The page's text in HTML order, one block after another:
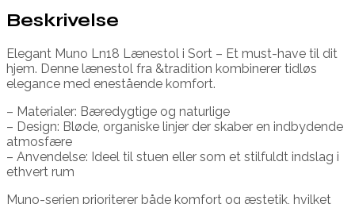
Beskrivelse
Elegant Muno Ln18 Lænestol i Sort – Et must-have til dit
hjem. Denne lænestol fra &tradition kombinerer tidløs
elegance med enestående komfort.
– Materialer: Bæredygtige og naturlige
– Design: Bløde, organiske linjer der skaber en indbydende
atmosfære
– Anvendelse: Ideel til stuen eller som et stilfuldt indslag i
ethvert rum
Muno-serien prioriterer både komfort og æstetik, hvilket